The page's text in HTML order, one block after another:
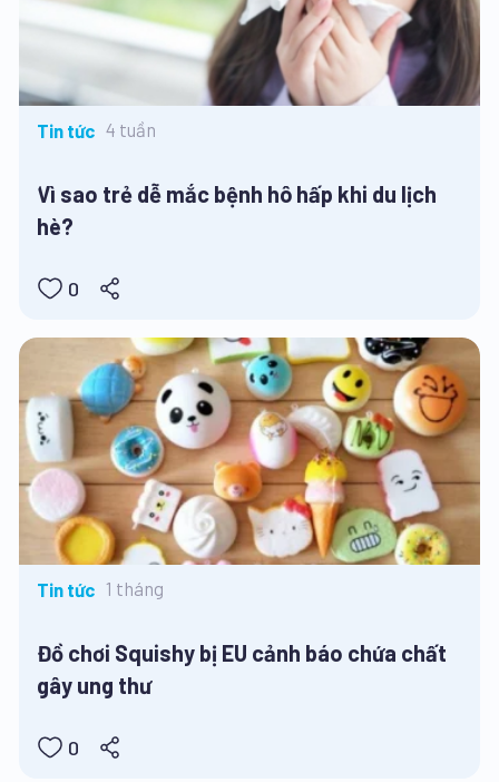
Tin tức 4 tuần
Vì sao trẻ dễ mắc bệnh hô hấp khi du lịch
hè?
0
Tin tức 1 tháng
Đồ chơi Squishy bị EU cảnh báo chứa chất
gây ung thư
0